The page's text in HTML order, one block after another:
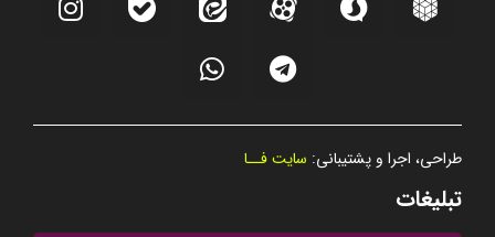
طراحی، اجرا و پشتیبانی: سایت فــا
تبلیغات